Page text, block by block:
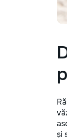
și